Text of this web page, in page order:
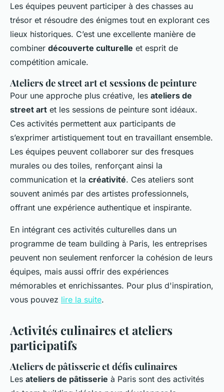
Les équipes peuvent participer à des chasses au
trésor et résoudre des énigmes tout en explorant ces
lieux historiques. C’est une excellente manière de
combiner découverte culturelle et esprit de
compétition amicale.
Ateliers de street art et sessions de peinture
Pour une approche plus créative, les ateliers de
street art et les sessions de peinture sont idéaux.
Ces activités permettent aux participants de
s’exprimer artistiquement tout en travaillant ensemble.
Les équipes peuvent collaborer sur des fresques
murales ou des toiles, renforçant ainsi la
communication et la créativité. Ces ateliers sont
souvent animés par des artistes professionnels,
offrant une expérience authentique et inspirante.
En intégrant ces activités culturelles dans un
programme de team building à Paris, les entreprises
peuvent non seulement renforcer la cohésion de leurs
équipes, mais aussi offrir des expériences
mémorables et enrichissantes. Pour plus d'inspiration,
vous pouvez lire la suite.
Activités culinaires et ateliers
participatifs
Ateliers de pâtisserie et défis culinaires
Les ateliers de pâtisserie à Paris sont des activités